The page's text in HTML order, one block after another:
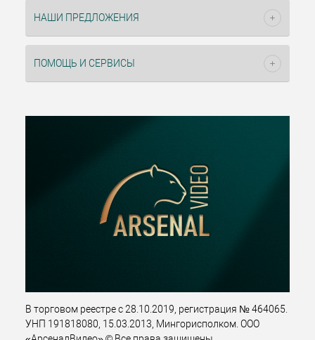
НАШИ ПРЕДЛОЖЕНИЯ
ПОМОЩЬ И СЕРВИСЫ
В торговом реестре с 28.10.2019, регистрация № 464065.
УНП 191818080, 15.03.2013, Мингорисполком. ООО